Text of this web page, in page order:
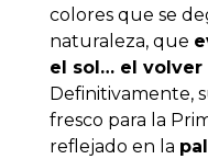
colores que se
naturaleza, que
el sol… el volver
Definitivamente,
fresco para la
reflejado en la